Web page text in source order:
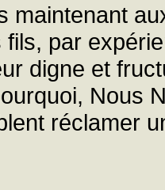
maintenant
par
digne et
Nous
réclamer